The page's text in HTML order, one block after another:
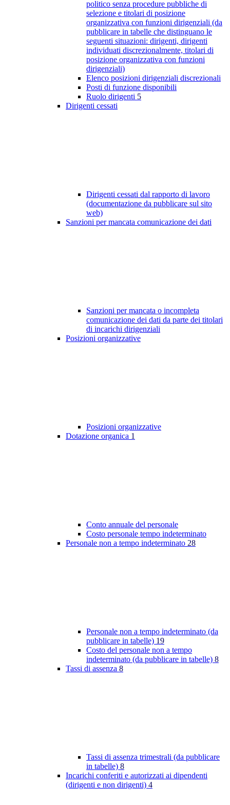
politico senza procedure pubbliche di
selezione e titolari di posizione
organizzativa con funzioni dirigenziali (da
pubblicare in tabelle che distinguano le
seguenti situazioni: dirigenti, dirigenti
individuati discrezionalmente, titolari di
posizione organizzativa con funzioni
dirigenziali)
Elenco posizioni dirigenziali discrezionali
Posti di funzione disponibili
Ruolo dirigenti 5
Dirigenti cessati
Dirigenti cessati dal rapporto di lavoro
(documentazione da pubblicare sul sito
web)
Sanzioni per mancata comunicazione dei dati
Sanzioni per mancata o incompleta
comunicazione dei dati da parte dei titolari
di incarichi dirigenziali
Posizioni organizzative
Posizioni organizzative
Dotazione organica 1
Conto annuale del personale
Costo personale tempo indeterminato
Personale non a tempo indeterminato 28
Personale non a tempo indeterminato (da
pubblicare in tabelle) 19
Costo del personale non a tempo
indeterminato (da pubblicare in tabelle) 8
Tassi di assenza 8
Tassi di assenza trimestrali (da pubblicare
in tabelle) 8
Incarichi conferiti e autorizzati ai dipendenti
(dirigenti e non dirigenti) 4